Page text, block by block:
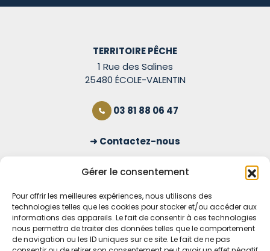
Gérer le consentement
Pour offrir les meilleures expériences, nous utilisons des
technologies telles que les cookies pour stocker et/ou accéder aux
informations des appareils. Le fait de consentir à ces technologies
nous permettra de traiter des données telles que le comportement
de navigation ou les ID uniques sur ce site. Le fait de ne pas
TERRITOIRE PÊCHE
1 Rue des Salines
25480 ÉCOLE-VALENTIN
03 81 88 06 47
Contactez-nous
OUVERT TOUS LES JOURS
Voir nos horaires